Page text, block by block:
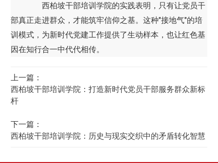
西柏坡干部培训学院的实践表明，只有让党员干
部真正走进群众，才能筑牢信仰之基。这种"接地气"的培
训模式，为新时代党建工作提供了生动样本，也让红色基
因在知行合一中代代相传。
上一篇：
西柏坡干部培训学院：打造新时代党员干部服务群众新标
杆
下一篇：
西柏坡干部培训学院：历史与现实交织中的矛盾转化智慧